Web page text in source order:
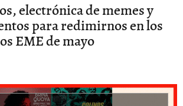
electrónica de memes y
para redimirnos en los
EME de mayo